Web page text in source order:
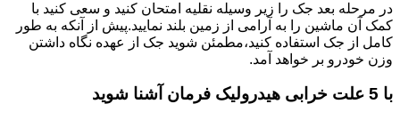
در مرحله بعد جک را زیر وسیله نقلیه امتحان کنید و سعی کنید با
کمک آن ماشین را به آرامی از زمین بلند نمایید.پیش از آنکه به طور
کامل از جک استفاده کنید،مطمئن شوید جک از عهده نگاه داشتن
وزن خودرو بر خواهد آمد.
با 5 علت خرابی هیدرولیک فرمان آشنا شوید